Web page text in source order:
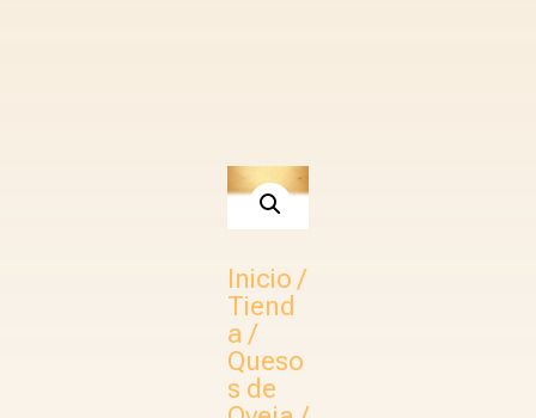
Inicio /
Tiend
a /
Queso
s de